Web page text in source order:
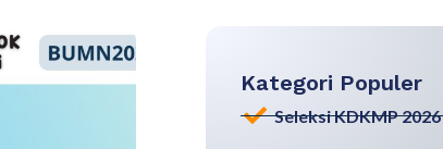
Kategori Populer
Seleksi KDKMP 2026